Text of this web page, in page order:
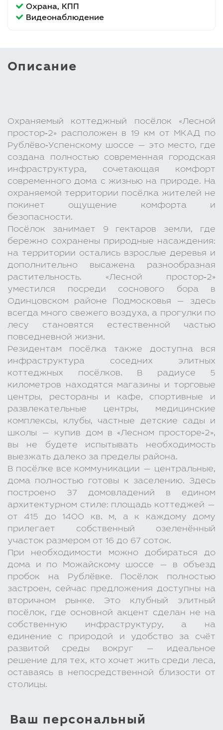
Охрана, КПП
Видеонаблюдение
Описание
Охраняемый коттеджный посёлок «Лесной
простор‑2» расположен в 19 км от МКАД по
Рублёво‑Успенскому шоссе — это место, где
создана полностью современная городская
инфраструктура, сочетающая комфорт
современного дома с жизнью на природе. На
охраняемой территории посёлка жителей не
покинет ощущение комфорта и
безопасности.
Посёлок занимает 9 гектаров земли, где
бережно сохранены природные насаждения:
на территории остались взрослые деревья и
дополнительно высажена разнообразная
растительность. «Лесной простор‑2»
уместился посреди соснового бора в
Одинцовском районе Подмосковья — здесь
всегда много свежего воздуха, а прогулки по
лесу становятся естественной частью
повседневной жизни.
Резидентам посёлка также доступна вся
инфраструктура соседних элитных
коттеджных посёлков. В радиусе 5
километров находятся магазины и торговые
центры, рестораны и кафе, спортивные и
развлекательные центры, медицинские
комплексы, клубы, частные детские сады и
школы — купив дом в «Лесном просторе‑2»,
вы не будете испытывать необходимость
выезжать далеко за пределы района.
В посёлке все коммуникации — центральные,
дома полностью готовы к заселению. Здесь
построено 37 домовладений в едином
архитектурном стиле: площадь коттеджей —
от 415 до 1400 кв. м, а к каждому дому
прилегает собственный озеленённый
участок размером от 16 до 67 соток.
При необходимости можно добираться до
дома и по Можайскому шоссе — в объезд
пробок на Рублёвке. Посёлок полностью
застроен, сейчас предложения доступны на
вторичном рынке. Это клубный элитный
посёлок, где основной акцент сделан не на
собственную инфраструктуру, а на
единение с природой и удобство за счёт
развитой среды вокруг — идеальное
решение для тех, кто хочет жить среди леса,
оставаясь в непосредственной близости от
столицы.
Ваш персональный